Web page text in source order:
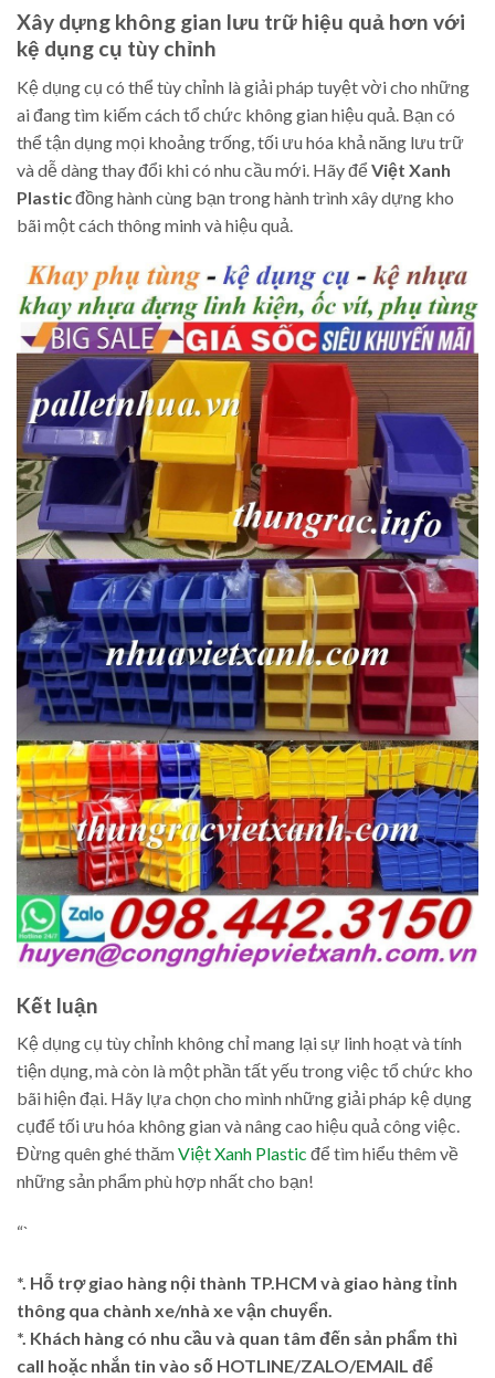
Xây dựng không gian lưu trữ hiệu quả hơn với
kệ dụng cụ tùy chỉnh
Kệ dụng cụ có thể tùy chỉnh là giải pháp tuyệt vời cho những
ai đang tìm kiếm cách tổ chức không gian hiệu quả. Bạn có
thể tận dụng mọi khoảng trống, tối ưu hóa khả năng lưu trữ
và dễ dàng thay đổi khi có nhu cầu mới. Hãy đểViệt Xanh
Plasticđồng hành cùng bạn trong hành trình xây dựng kho
bãi một cách thông minh và hiệu quả.
Kết luận
Kệ dụng cụ tùy chỉnh không chỉ mang lại sự linh hoạt và tính
tiện dụng, mà còn là một phần tất yếu trong việc tổ chức kho
bãi hiện đại. Hãy lựa chọn cho mình những giải pháp kệ dụng
cụđể tối ưu hóa không gian và nâng cao hiệu quả công việc.
Đừng quên ghé thămViệt Xanh Plastic để tìm hiểu thêm về
những sản phẩm phù hợp nhất cho bạn!
“`
*. Hỗ trợ giao hàng nội thành TP.HCM và giao hàng tỉnh
thông qua chành xe/nhà xe vận chuyển.
*. Khách hàng có nhu cầu và quan tâm đến sản phẩm thì
call hoặc nhắn tin vào số HOTLINE/ZALO/EMAIL để